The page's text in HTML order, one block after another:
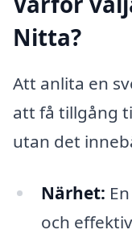
Nitta?
Att anlita en
att få tillgång
utan det
Närhet:
och